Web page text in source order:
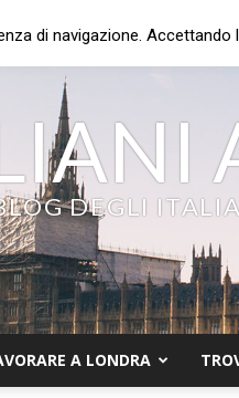
DEGLI
A LONDRA
di navigazione.